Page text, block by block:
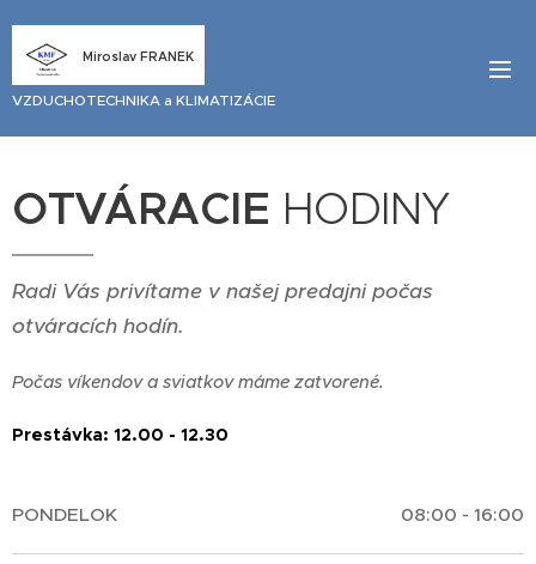
Miroslav FRANEK
VZDUCHOTECHNIKA a KLIMATIZÁCIE
OTVÁRACIE HODINY
Radi Vás privítame v našej predajni počas
otváracích hodín.
Počas víkendov a sviatkov máme zatvorené.
Prestávka: 12.00 - 12.30
PONDELOK 08:00 - 16:00